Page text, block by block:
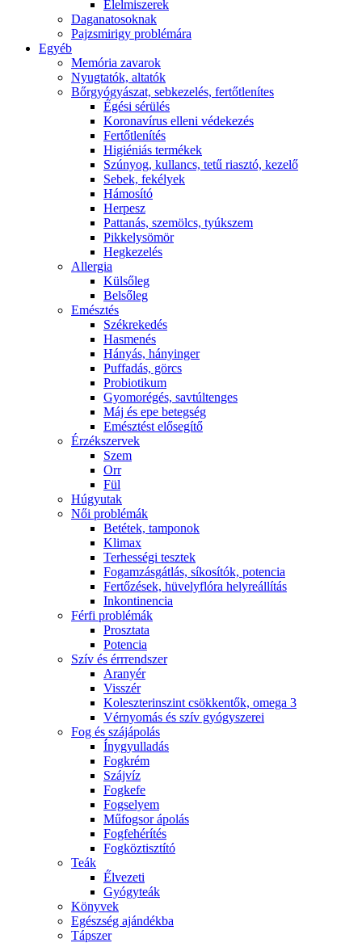
É́lelmiszerek
Daganatosoknak
Pajzsmirigy problémára
Egyéb
Memória zavarok
Nyugtatók, altatók
Bőrgyógyászat, sebkezelés, fertőtlenítes
É́gési sérülés
Koronavírus elleni védekezés
Fertőtlenítés
Higiéniás termékek
Szúnyog, kullancs, tetű riasztó, kezelő
Sebek, fekélyek
Hámosító
Herpesz
Pattanás, szemölcs, tyúkszem
Pikkelysömör
Hegkezelés
Allergia
Külsőleg
Belsőleg
Emésztés
Székrekedés
Hasmenés
Hányás, hányinger
Puffadás, görcs
Probiotikum
Gyomorégés, savtúltenges
Máj és epe betegség
Emésztést elősegítő
Érzékszervek
Szem
Orr
Fül
Húgyutak
Női problémák
Betétek, tamponok
Klimax
Terhességi tesztek
Fogamzásgátlás, síkosítók, potencia
Fertőzések, hüvelyflóra helyreállítás
Inkontinencia
Férfi problémák
Prosztata
Potencia
Szív és érrrendszer
Aranyér
Visszér
Koleszterinszint csökkentők, omega 3
Vérnyomás és szív gyógyszerei
Fog és szájápolás
Í́nygyulladás
Fogkrém
Szájvíz
Fogkefe
Fogselyem
Műfogsor ápolás
Fogfehérítés
Fogköztisztító
Teák
É́lvezeti
Gyógyteák
Könyvek
Egészség ajándékba
Tápszer